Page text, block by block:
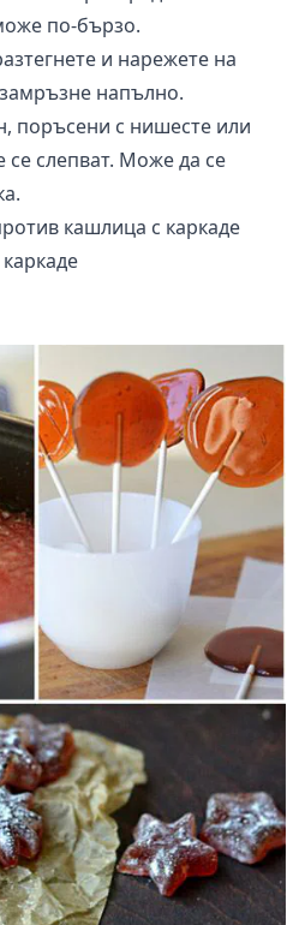
по-бързо.
и нарежете на
напълно.
поръсени с нишесте или
се слепват. Може да се
кашлица с каркаде